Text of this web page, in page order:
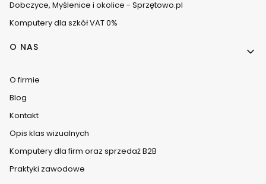
Dobczyce, Myślenice i okolice - Sprzętowo.pl
Komputery dla szkół VAT 0%
O NAS
O firmie
Blog
Kontakt
Opis klas wizualnych
Komputery dla firm oraz sprzedaż B2B
Praktyki zawodowe